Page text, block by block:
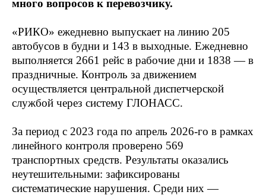
много вопросов к перевозчику.
«РИКО» ежедневно выпускает на линию 205
автобусов в будни и 143 в выходные. Ежедневно
выполняется 2661 рейс в рабочие дни и 1838 — в
праздничные. Контроль за движением
осуществляется центральной диспетчерской
службой через систему ГЛОНАСС.
За период с 2023 года по апрель 2026-го в рамках
линейного контроля проверено 569
транспортных средств. Результаты оказались
неутешительными: зафиксированы
систематические нарушения. Среди них —